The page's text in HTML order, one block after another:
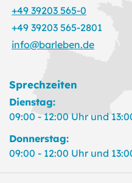
+49 39203 565-0
+49 39203 565-2801
info@barleben.de
Sprechzeiten
Dienstag:
09:00 - 12:00 Uhr und
Donnerstag:
09:00 - 12:00 Uhr und